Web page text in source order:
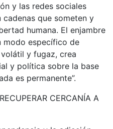
y las redes sociales
que someten y
humana. El enjambre
modo específico de
y fugaz, crea
y política sobre la base
es permanente”.
CERCANÍA A